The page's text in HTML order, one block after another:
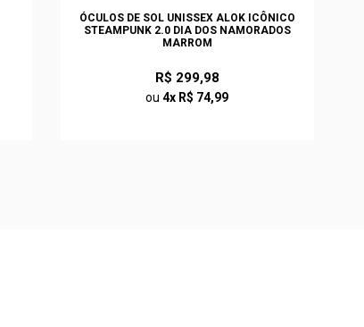
ÓCULOS DE SOL UNISSEX ALOK ICÔNICO
STEAMPUNK 2.0 DIA DOS NAMORADOS
MARROM
R$ 299,98
ou4x R$ 74,99